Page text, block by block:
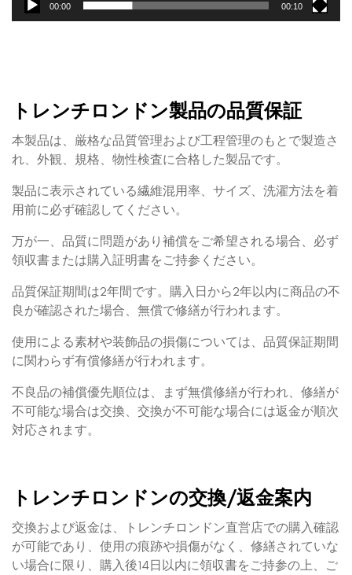
00:00 00:10
トレンチロンドン製品の品質保証
本製品は、厳格な品質管理および工程管理のもとで製造さ
れ、外観、規格、物性検査に合格した製品です。
製品に表示されている繊維混用率、サイズ、洗濯方法を着
用前に必ず確認してください。
万が一、品質に問題があり補償をご希望される場合、必ず
領収書または購入証明書をご持参ください。
品質保証期間は2年間です。購入日から2年以内に商品の不
良が確認された場合、無償で修繕が行われます。
使用による素材や装飾品の損傷については、品質保証期間
に関わらず有償修繕が行われます。
不良品の補償優先順位は、まず無償修繕が行われ、修繕が
不可能な場合は交換、交換が不可能な場合には返金が順次
対応されます。
トレンチロンドンの交換/返金案内
交換および返金は、トレンチロンドン直営店での購入確認
が可能であり、使用の痕跡や損傷がなく、修繕されていな
い場合に限り、購入後14日以内に領収書をご持参の上、ご